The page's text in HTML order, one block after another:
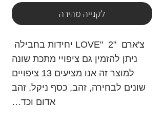
לקנייה מהירה
צ'ארם "LOVE" 2 יחידות בחבילה
ניתן להזמין גם ציפויי מתכת שונה
למוצר זה אנו מציעים 13 ציפויים
שונים לבחירה, זהב, כסף ניקל, זהב
אדום וכד…